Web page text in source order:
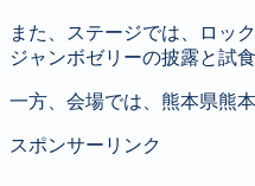
また、ステージでは、ロッ
ジャンボゼリーの披露と試
一方、会場では、熊本県熊
スポンサーリンク